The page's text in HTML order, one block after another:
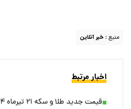
منبع : خبر آنلاین
اخبار مرتبط
قیمت جدید طلا و سکه ۲۱ تیرماه ۱۴۰۴